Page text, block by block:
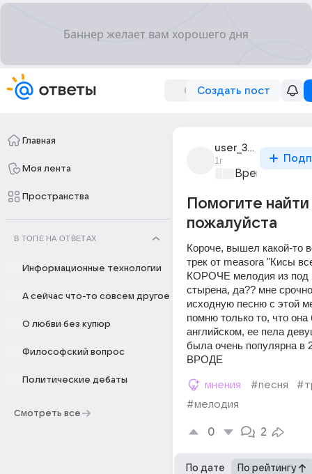
Создать пост
Главная
Моя лента
Пространства
В ТОПЕ НА ОТВЕТАХ
Информационные технологии
А сейчас что-то совсем другое
О любви без купюр
Философский вопрос
Политические дебаты
Смотреть все
user_319153933
1г
Время музыки
Помогите
пожалуйста
Короче, вышел какой-то
трек от measora "Кисы
КОРОЧЕ мелодия из под
стырена, да?? мне
исходную песню с этой
помню только то, что
английском, ее пела
была очень популярна в
ВРОДЕ
мнения #песня
#мелодия
0 2
По дате По рейтингу